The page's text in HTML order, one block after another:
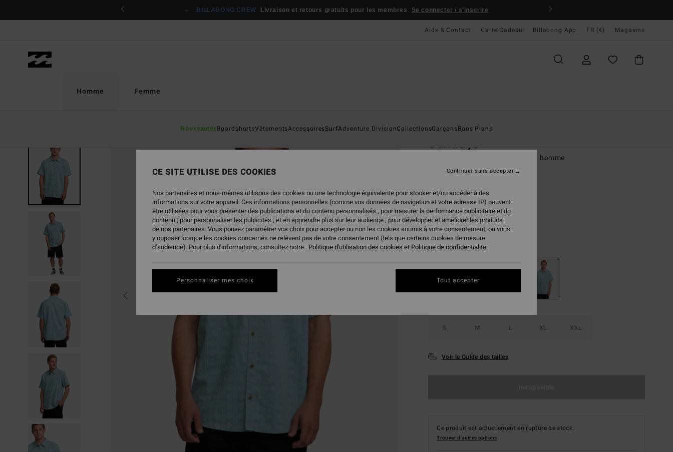
BILLABONG CREW Livraison et retours gratuits pour les membres Se connecter / s'inscrire
Aide & Contact Carte Cadeau Billabong App FR (€) Magasins
Homme
NouveautésBoardshortsVêtementsAccessoiresSurfAdventure DivisionCollectionsGarçonsBons Plans
Femme
Sundays
Chemise à manches courtes Bleu homme
(16 Avis)
59,95 €
30%
41,97 €
BONS PLANS
CouleurWashed Blue
S M L XL XXL
Voir le Guide des tailles
Ce produit est actuellement en rupture de stock.
Trouver d'autres options
CE SITE UTILISE DES COOKIES
Nos partenaires et nous-mêmes utilisons des cookies ou une technologie équivalente pour stocker et/ou accéder à des
informations sur votre appareil. Ces informations personnelles (comme vos données de navigation et votre adresse IP) peuvent
être utilisées pour vous présenter des publications et du contenu personnalisés ; pour mesurer la performance publicitaire et du
contenu ; pour personnaliser les publicités ; et en apprendre plus sur leur audience ; pour développer et améliorer les produits
de nos partenaires. Vous pouvez paramétrer vos choix pour accepter ou non les cookies soumis à votre consentement, ou vous
y opposer lorsque les cookies concernés ne relèvent pas de votre consentement (tels que certains cookies de mesure
d’audience). Pour plus d'informations, consultez notre : Politique d'utilisation des cookies et Politique de confidentialité
Personnaliser mes choix
Continuer sans accepter
Tout accepter